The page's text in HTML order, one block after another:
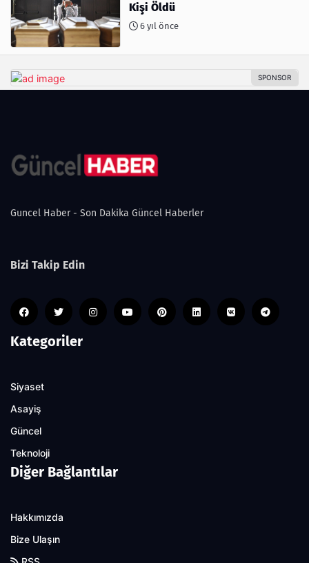
Kişi Öldü
6 yıl önce
Guncel Haber - Son Dakika Güncel Haberler
Bizi Takip Edin
Kategoriler
Siyaset
Asayiş
Güncel
Teknoloji
Diğer Bağlantılar
Hakkımızda
Bize Ulaşın